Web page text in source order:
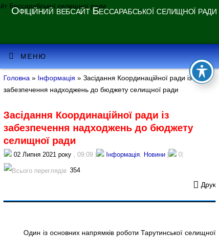
Офіційний вебсайт Бессарабської селищної ради
МЕНЮ
Головна » Інформація » Засідання Координаційної ради із
забезпечення надходжень до бюджету селищної ради
Засідання Координаційної ради із
забезпечення надходжень до бюджету
селищної ради
02 Липня 2021 року , 09:09 Інформація, Новини 0
354
Друк
Один із основних напрямків роботи Тарутинської селищної